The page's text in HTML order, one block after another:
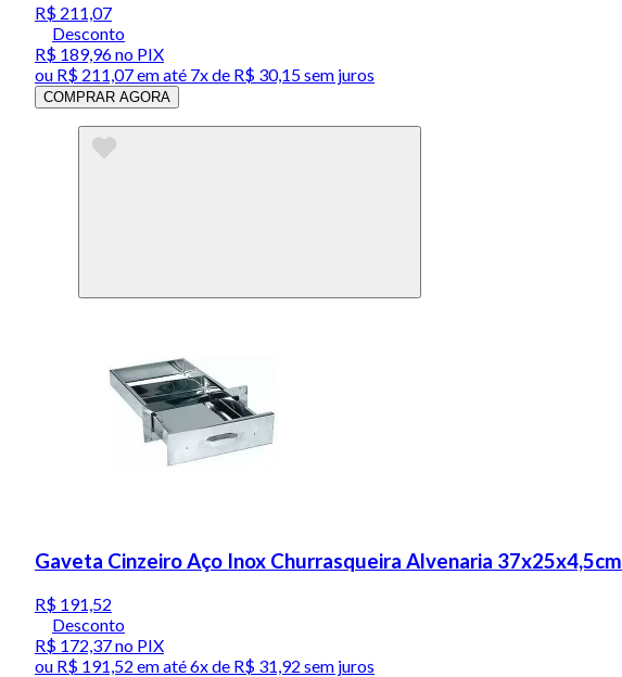
R$ 211,07
Desconto
R$ 189,96no PIX
ou R$ 211,07em até 7x de R$ 30,15 sem juros
COMPRAR AGORA
Gaveta Cinzeiro Aço Inox Churrasqueira Alvenaria 37x25x4,5cm
R$ 191,52
Desconto
R$ 172,37no PIX
ou R$ 191,52 em até6x de R$ 31,92 sem juros